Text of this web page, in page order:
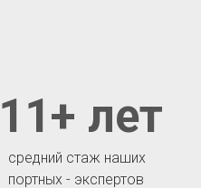
средний стаж наших
портных - экспертов
11+ лет